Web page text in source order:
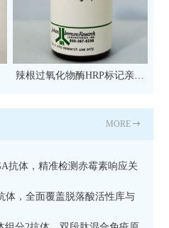
辣根过氧化物酶HRP标记亲和
抗 现货
MORE
抗体，精准检测赤霉素响应关
体，全面覆盖脱落酸活性库与